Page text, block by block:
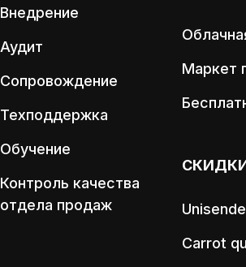
Внедрение
Аудит
Сопровождение
Техподдержка
Обучение
Контроль качества
отдела продаж
Маркет
Carrot